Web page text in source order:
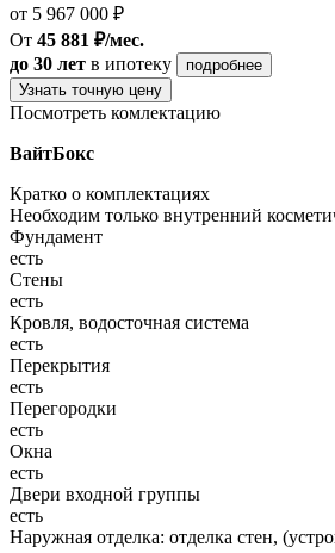
от 5 967 000 ₽
От 45 881 ₽/мес.
до 30 лет в ипотеку
подробнее
Узнать точную цену
Посмотреть комлектацию
ВайтБокс
Кратко о комплектациях
Необходим только внутренний
Фундамент
есть
Стены
есть
Кровля, водосточная система
есть
Перекрытия
есть
Перегородки
есть
Окна
есть
Двери входной группы
есть
Наружная отделка: отделка стен,